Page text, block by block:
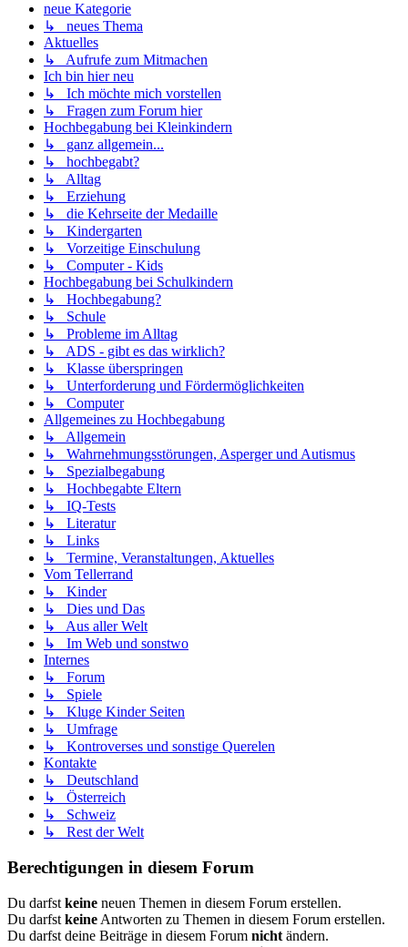
neue Kategorie
↳ neues Thema
Aktuelles
↳ Aufrufe zum Mitmachen
Ich bin hier neu
↳ Ich möchte mich vorstellen
↳ Fragen zum Forum hier
Hochbegabung bei Kleinkindern
↳ ganz allgemein...
↳ hochbegabt?
↳ Alltag
↳ Erziehung
↳ die Kehrseite der Medaille
↳ Kindergarten
↳ Vorzeitige Einschulung
↳ Computer - Kids
Hochbegabung bei Schulkindern
↳ Hochbegabung?
↳ Schule
↳ Probleme im Alltag
↳ ADS - gibt es das wirklich?
↳ Klasse überspringen
↳ Unterforderung und Fördermöglichkeiten
↳ Computer
Allgemeines zu Hochbegabung
↳ Allgemein
↳ Wahrnehmungsstörungen, Asperger und Autismus
↳ Spezialbegabung
↳ Hochbegabte Eltern
↳ IQ-Tests
↳ Literatur
↳ Links
↳ Termine, Veranstaltungen, Aktuelles
Vom Tellerrand
↳ Kinder
↳ Dies und Das
↳ Aus aller Welt
↳ Im Web und sonstwo
Internes
↳ Forum
↳ Spiele
↳ Kluge Kinder Seiten
↳ Umfrage
↳ Kontroverses und sonstige Querelen
Kontakte
↳ Deutschland
↳ Österreich
↳ Schweiz
↳ Rest der Welt
Berechtigungen in diesem Forum
Du darfst keine neuen Themen in diesem Forum erstellen.
Du darfst keine Antworten zu Themen in diesem Forum erstellen.
Du darfst deine Beiträge in diesem Forum nicht ändern.